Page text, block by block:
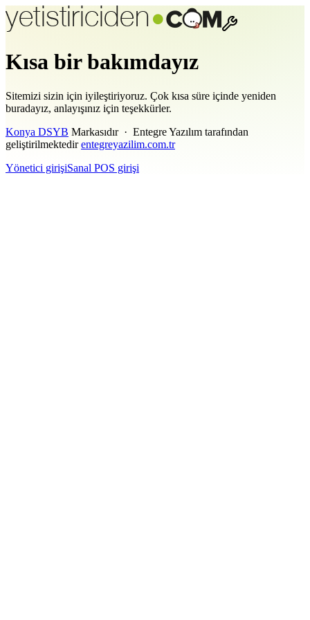
Kısa bir bakımdayız
Sitemizi sizin için iyileştiriyoruz. Çok kısa süre içinde yeniden
buradayız, anlayışınız için teşekkürler.
Konya DSYB Markasıdır · Entegre Yazılım tarafından
geliştirilmektedir entegreyazilim.com.tr
Yönetici girişiSanal POS girişi